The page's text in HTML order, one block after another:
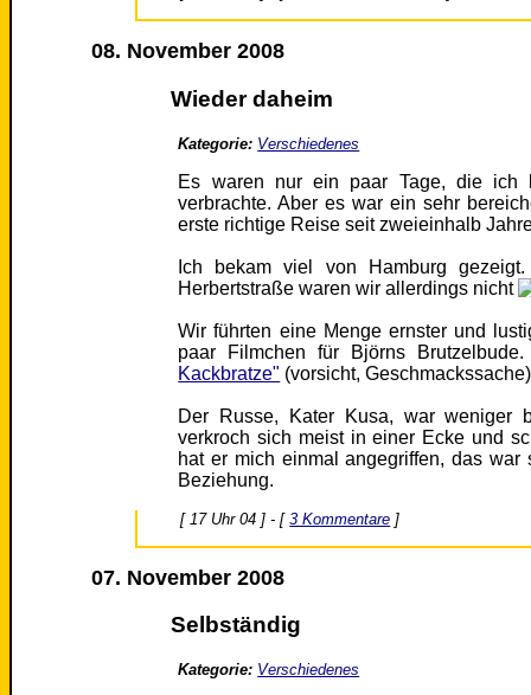
08. November 2008
Wieder daheim
Kategorie: Verschiedenes
Es waren nur ein paar Tage, die
verbrachte. Aber es war ein sehr
erste richtige Reise seit zweieinhalb
Ich bekam viel von Hamburg
Herbertstraße waren wir allerdings nicht
Wir führten eine Menge ernster und
paar Filmchen für Björns
Kackbratze" (vorsicht, Geschmackssache)
Der Russe, Kater Kusa, war weniger
verkroch sich meist in einer Ecke und
hat er mich einmal angegriffen, das
Beziehung.
[ 17 Uhr 04 ] - [3 Kommentare ]
07. November 2008
Selbständig
Kategorie: Verschiedenes